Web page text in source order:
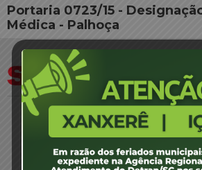
Portaria 0723/15 -
Médica - Palhoça